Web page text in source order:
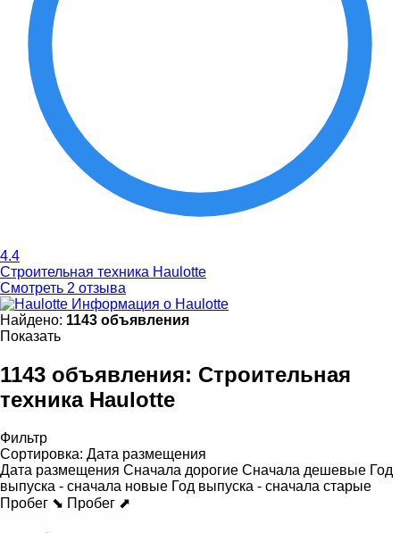
4.4
Строительная техника Haulotte
Смотреть 2 отзыва
Информация о Haulotte
Найдено: 1143 объявления
Показать
1143 объявления: Строительная
техника Haulotte
Фильтр
Сортировка: Дата размещения
Дата размещения Сначала дорогие Сначала дешевые Год
выпуска - сначала новые Год выпуска - сначала старые
Пробег ⬊ Пробег ⬈